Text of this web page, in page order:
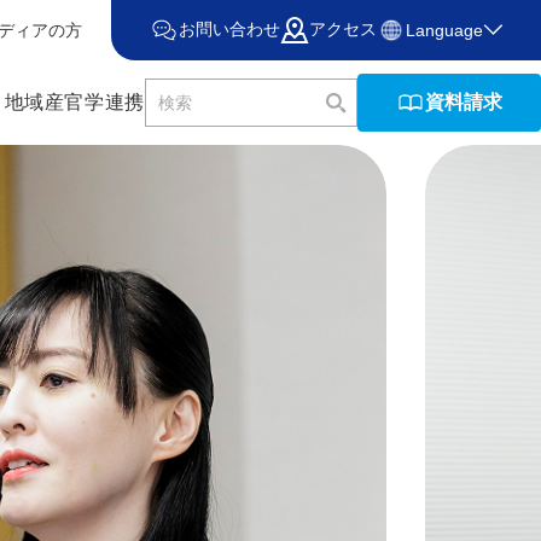
ィアの方 お問い合わせ アクセス Language
域産官学連携 資料請求